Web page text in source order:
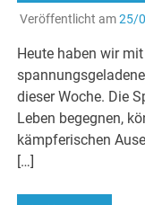
Veröffentlicht am25/
Heute haben wir
dieser Woche. Die
Leben begegnen,
kämpferischen
[…]